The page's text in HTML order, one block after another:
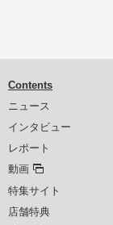
Contents
ニュース
インタビュー
レポート
動画
特集サイト
店舗特典